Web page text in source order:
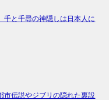
千と千尋の神隠しは日本人に
市伝説やジブリの隠れた裏設